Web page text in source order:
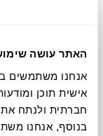
האתר עושה
אישית תוכן
חברתית ולנתח
בנוסף, אנחנו